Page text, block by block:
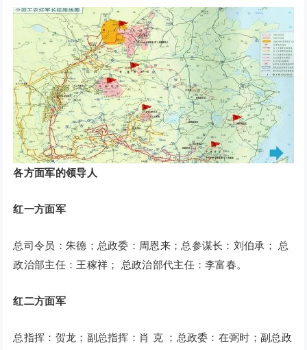
各方面军的领导人
红一方面军
总司令员：朱德；总政委：周恩来；总参谋长：刘伯承； 总
政治部主任：王稼祥； 总政治部代主任：李富春。
红二方面军
总指挥：贺龙；副总指挥：肖 克 ；总政委：在弼时；副总政